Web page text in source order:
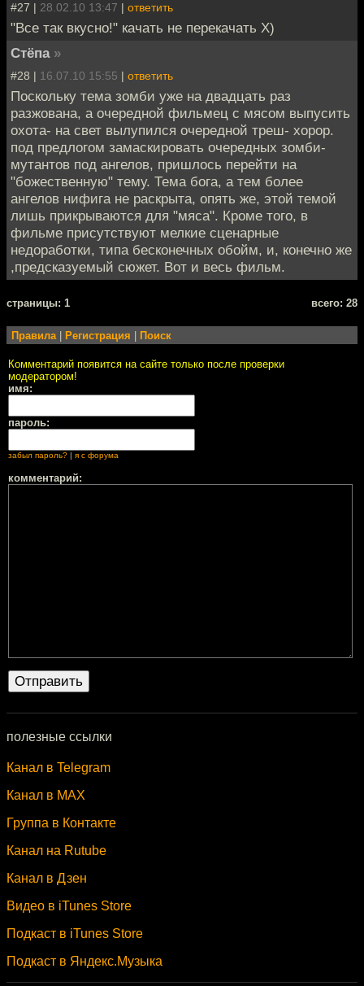
#27 | 28.02.10 13:47 | ответить
"Все так вкусно!" качать не перекачать Х)
Стёпа »
#28 | 16.07.10 15:55 | ответить
Поскольку тема зомби уже на двадцать раз
разжована, а очередной фильмец с мясом выпусить
охота- на свет вылупился очередной треш- хорор.
под предлогом замаскировать очередных зомби-
мутантов под ангелов, пришлось перейти на
"божественную" тему. Тема бога, а тем более
ангелов нифига не раскрыта, опять же, этой темой
лишь прикрываются для "мяса". Кроме того, в
фильме присутствуют мелкие сценарные
недоработки, типа бесконечных обойм, и, конечно же
,предсказуемый сюжет. Вот и весь фильм.
cтраницы: 1 всего: 28
Правила| Регистрация Поиск
Комментарий появится на сайте только после проверки
модератором!
имя:
пароль:
забыл пароль? | я с форума
комментарий:
полезные ссылки
Канал в Telegram
Канал в MAX
Группа в Контакте
Канал на Rutube
Канал в Дзен
Видео в iTunes Store
Подкаст в iTunes Store
Подкаст в Яндекс.Музыка